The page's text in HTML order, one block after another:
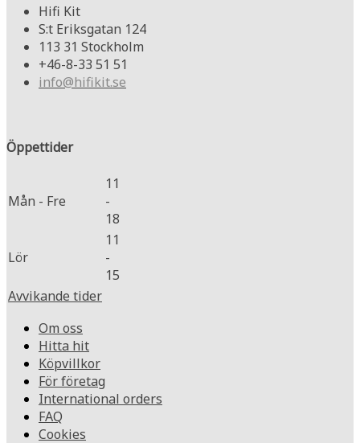
Hifi Kit
S:t Eriksgatan 124
113 31 Stockholm
+46-8-33 51 51
info@hifikit.se
Öppettider
Mån - Fre
11
-
18
Lör
11
-
15
Avvikande tider
Om oss
Hitta hit
Köpvillkor
För företag
International orders
FAQ
Cookies